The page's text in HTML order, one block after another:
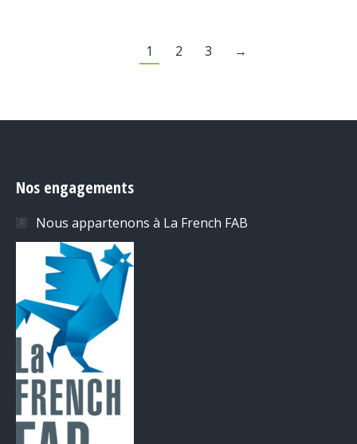
1 2 3 →
Nos engagements
Nous appartenons à La French FAB